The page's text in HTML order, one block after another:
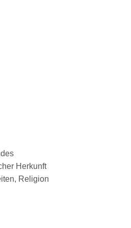
Herkunft
Religion